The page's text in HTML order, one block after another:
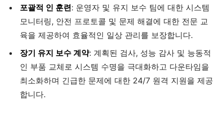
포괄적 인 훈련: 운영자 및 유지 보수 팀에 대한 시스템
모니터링, 안전 프로토콜 및 문제 해결에 대한 전문 교
육을 제공하여 효율적인 일상 관리를 보장합니다.
장기 유지 보수 계약: 계획된 검사, 성능 감사 및 능동적
인 부품 교체로 시스템 수명을 극대화하고 다운타임을
최소화하며 긴급한 문제에 대한 24/7 원격 지원을 제공
합니다.